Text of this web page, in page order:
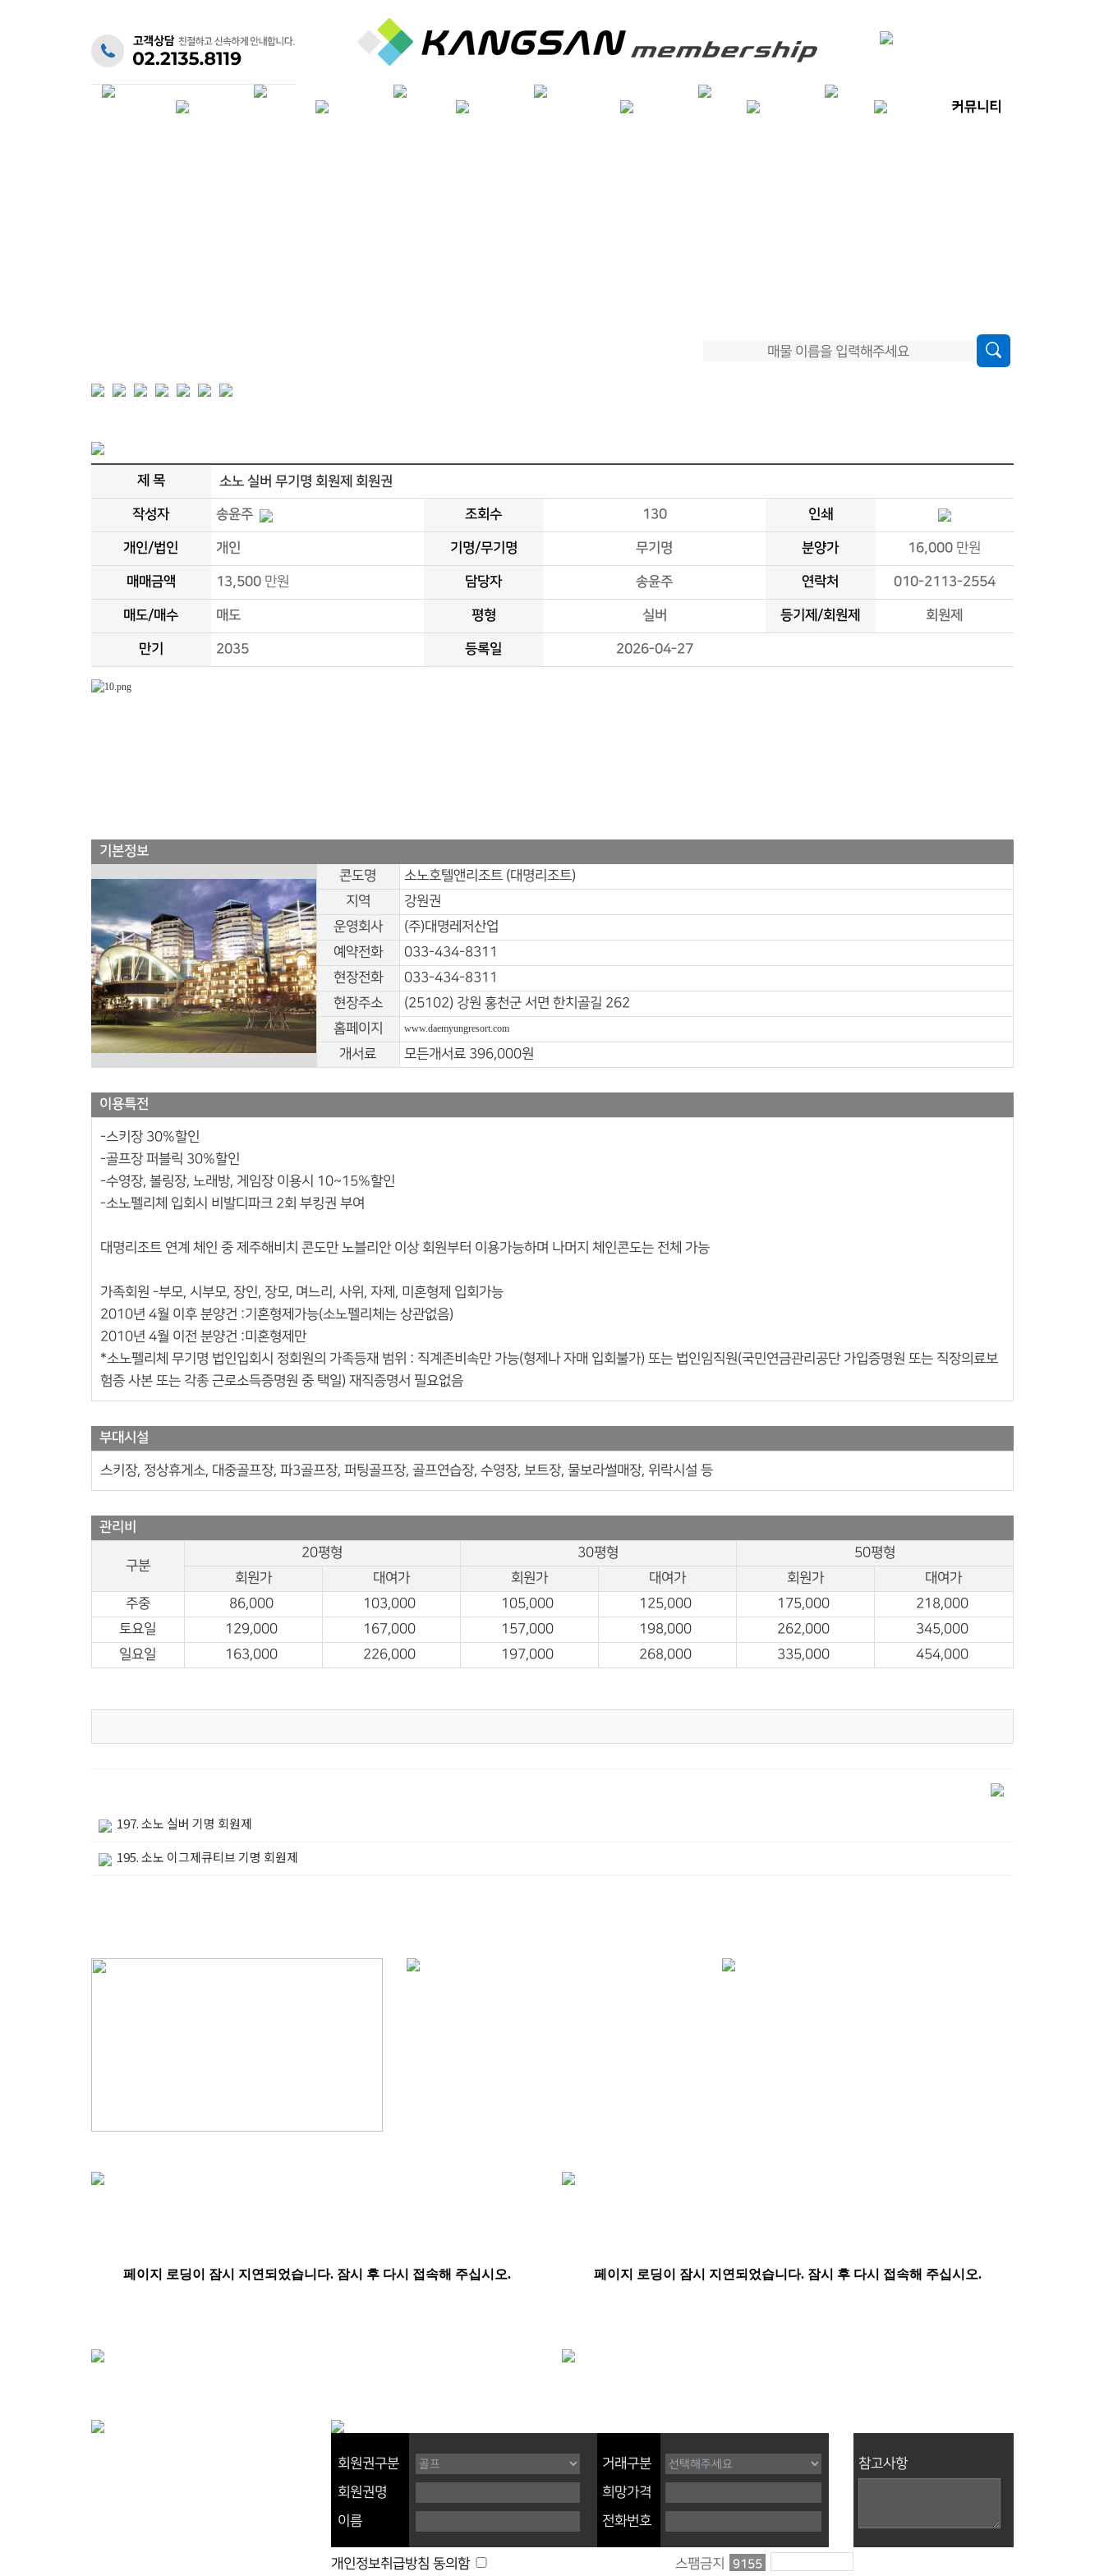
제 목 소노 실버 무기명 회원제 회원권
작성자 송윤주 조회수 130 인쇄
개인/법인 개인 기명/무기명 무기명 분양가 16,000 만원
매매금액 13,500만원 담당자 송윤주 연락처 010-2113-2554
매도/매수 매도 평형 실버 등기제/회원제 회원제
만기 2035 등록일 2026-04-27
기본정보
콘도명
소노호텔앤리조트 (대명리조트)
지역
강원권
운영회사
(주)대명레저산업
예약전화
033-434-8311
현장전화
033-434-8311
현장주소
(25102) 강원 홍천군 서면 한치골길 262
홈페이지
www.daemyungresort.com
개서료 모든개서료 396,000원
이용특전
-스키장 30%할인
-골프장 퍼블릭 30%할인
-수영장, 볼링장, 노래방, 게임장 이용시 10~15%할인
-소노펠리체 입회시 비발디파크 2회 부킹권 부여
대명리조트 연계 체인 중 제주해비치 콘도만 노블리안 이상 회원부터 이용가능하며 나머지 체인콘도는 전체 가능
가족회원 -부모, 시부모, 장인, 장모, 며느리, 사위, 자제, 미혼형제 입회가능
2010년 4월 이후 분양건 :기혼형제가능(소노펠리체는 상관없음)
2010년 4월 이전 분양건 :미혼형제만
*소노펠리체 무기명 법인입회시 정회원의 가족등재 범위 : 직계존비속만 가능(형제나 자매 입회불가) 또는 법인임직원(국민연금관리공단 가입증명원 또는 직장의료보
험증 사본 또는 각종 근로소득증명원 중 택일) 재직증명서 필요없음
부대시설
스키장, 정상휴게소, 대중골프장, 파3골프장, 퍼팅골프장, 골프연습장, 수영장, 보트장, 물보라썰매장, 위락시설 등
관리비
구분
20평형 30평형
50평형
회원가
대여가 회원가 대여가 회원가
대여가
주중
86,000 103,000 105,000 125,000 175,000
218,000
토요일
129,000 167,000 157,000 198,000 262,000
345,000
일요일
163,000 226,000 197,000 268,000 335,000 454,000
197. 소노 실버 기명 회원제
195. 소노 이그제큐티브 기명 회원제
회원권구분
회원권명
이름
거래구분
희망가격
전화번호
참고사항
개인정보취급방침 동의함 스팸금지 9155